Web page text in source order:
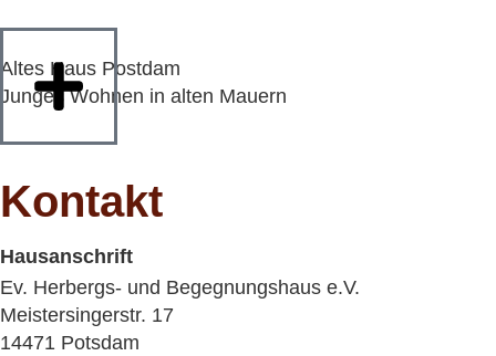
Altes Haus Postdam
Junges Wohnen in alten Mauern
Kontakt
Hausanschrift
Ev. Herbergs- und Begegnungshaus e.V.
Meistersingerstr. 17
14471 Potsdam